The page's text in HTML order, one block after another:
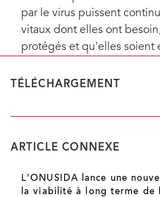
par le virus puissent
vitaux dont elles ont
protégés et qu'elles soient
TÉLÉCHARGEMENT
ARTICLE CONNEXE
L'ONUSIDA lance une
la viabilité à long terme de